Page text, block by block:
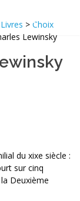
Livres > Choix
Lewinsky
du xixe siècle :
sur cinq
Deuxième